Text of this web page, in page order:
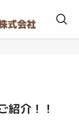
紹介！！